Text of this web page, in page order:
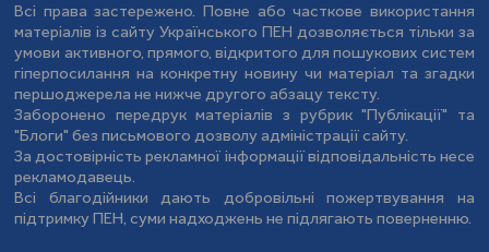
Всі права застережено. Повне або часткове використання
матеріалів із сайту Українського ПЕН дозволяється тільки за
умови активного, прямого, відкритого для пошукових систем
гіперпосилання на конкретну новину чи матеріал та згадки
першоджерела не нижче другого абзацу тексту.
Заборонено передрук матеріалів з рубрик "Публікації" та
"Блоги" без письмового дозволу адміністрації сайту.
За достовірність рекламної інформації відповідальність несе
рекламодавець.
Всі благодійники дають добровільні пожертвування на
підтримку ПЕН, суми надходжень не підлягають поверненню.